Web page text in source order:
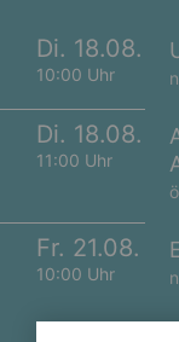
Di. 18.08.
10:00 Uhr
Di. 18.08.
11:00 Uhr
Fr. 21.08.
10:00 Uhr